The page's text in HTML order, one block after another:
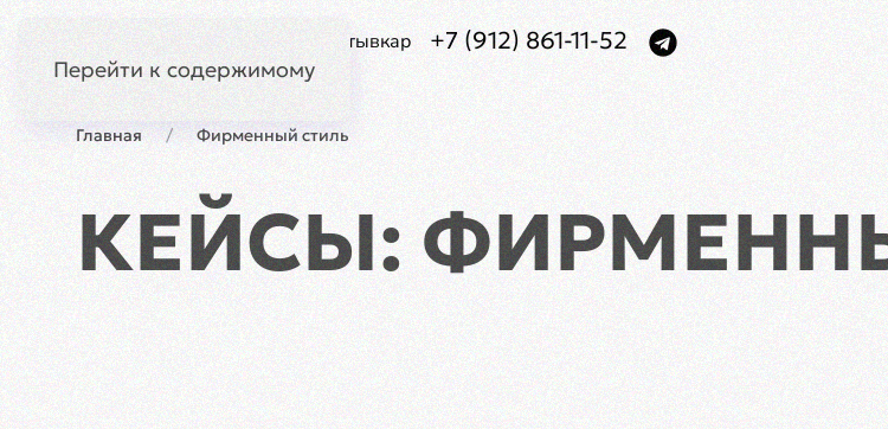
Перейти к содержимому
Сыктывкар +7 (912) 861-11-52
Главная Фирменный стиль
КЕЙСЫ: